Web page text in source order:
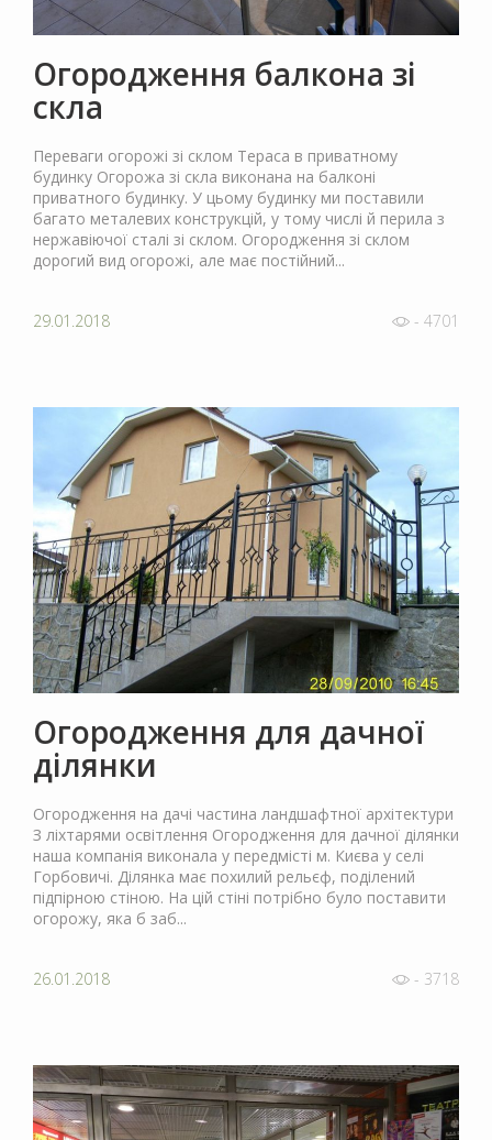
Огородження балкона зі
скла
Переваги огорожі зі склом Тераса в приватному
будинку Огорожа зі скла виконана на балконі
приватного будинку. У цьому будинку ми поставили
багато металевих конструкцій, у тому числі й перила з
нержавіючої сталі зі склом. Огородження зі склом
дорогий вид огорожі, але має постійний...
29.01.2018 - 4701
Огородження для дачної
ділянки
Огородження на дачі частина ландшафтної архітектури
З ліхтарями освітлення Огородження для дачної ділянки
наша компанія виконала у передмісті м. Києва у селі
Горбовичі. Ділянка має похилий рельєф, поділений
підпірною стіною. На цій стіні потрібно було поставити
огорожу, яка б заб...
26.01.2018 - 3718